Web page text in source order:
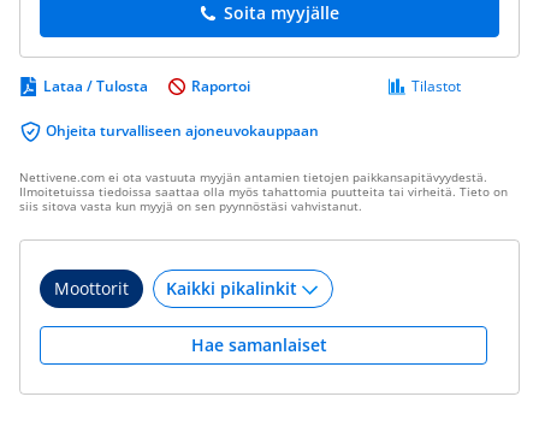
Soita myyjälle
Lataa / Tulosta
Ohjeita turvalliseen ajoneuvokauppaan
Tilastot
Raportoi
Nettivene.com ei ota vastuuta myyjän antamien tietojen paikkansapitävyydestä.
Ilmoitetuissa tiedoissa saattaa olla myös tahattomia puutteita tai virheitä. Tieto on
siis sitova vasta kun myyjä on sen pyynnöstäsi vahvistanut.
Moottorit
Hae samanlaiset